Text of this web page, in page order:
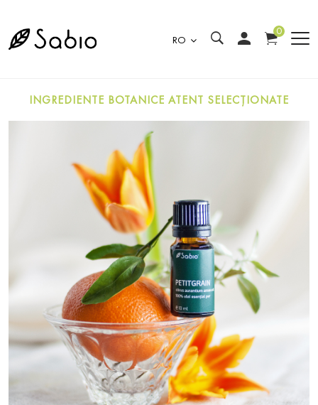
RO
0
INGREDIENTE BOTANICE ATENT SELECȚIONATE